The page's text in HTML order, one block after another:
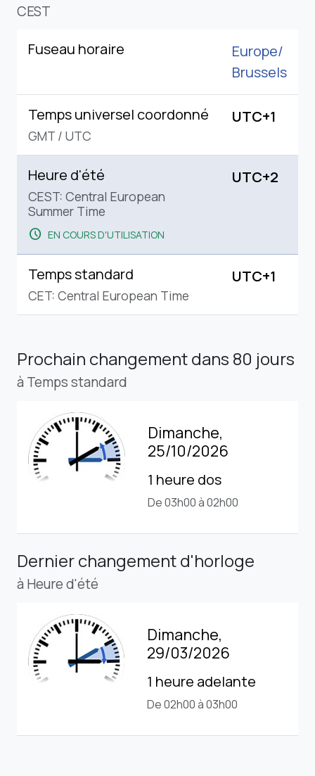
CEST
Fuseau horaire
Europe/
Brussels
Temps universel coordonné
GMT / UTC
UTC+1
Heure d'été
CEST: Central European
Summer Time
schedule EN COURS D'UTILISATION
UTC+2
Temps standard
CET: Central European Time
UTC+1
Prochain changementdans 80 jours
à Temps standard
Dimanche,
25/10/2026
1 heure dos
De 03h00 à 02h00
Dernier changement d'horloge
à Heure d'été
Dimanche,
29/03/2026
1 heure adelante
De 02h00 à 03h00